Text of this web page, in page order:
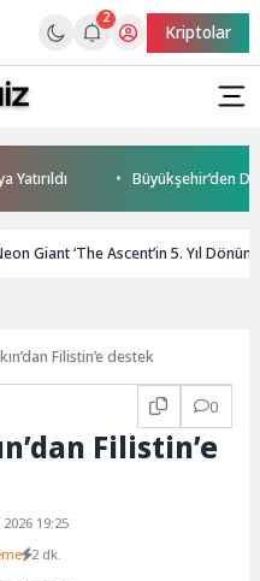
2
Kriptolar
Büyükşehir’den
Giant ‘The Ascent’in 5. Yıl
Filistin’e destek
0
Filistin’e
2026 19:25
2 dk.